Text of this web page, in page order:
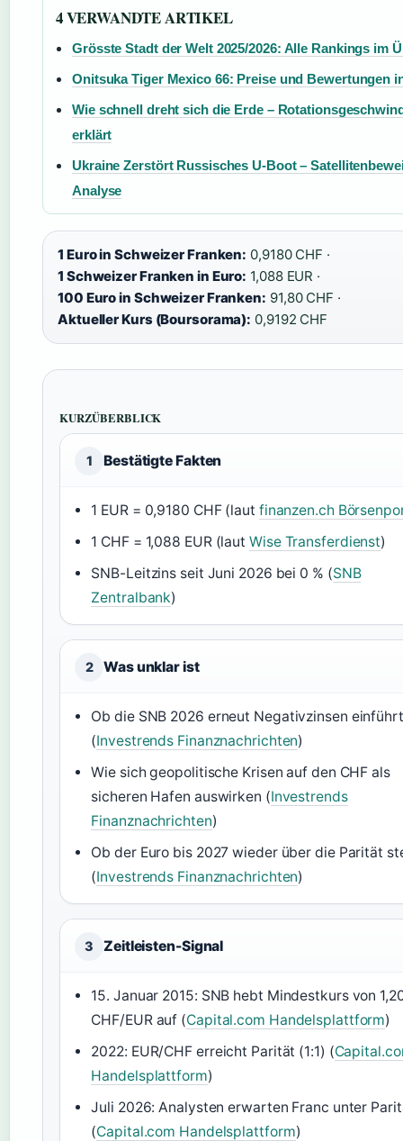
4 VERWANDTE ARTIKEL
Grösste Stadt der Welt 2025/2026: Alle Rankings im
Onitsuka Tiger Mexico 66: Preise und Bewertungen
Wie schnell dreht sich die Erde –
erklärt
Ukraine Zerstört Russisches U-Boot –
Analyse
1 Euro in Schweizer Franken: 0,9180 CHF ·
1 Schweizer Franken in Euro: 1,088 EUR ·
100 Euro in Schweizer Franken: 91,80 CHF ·
Aktueller Kurs (Boursorama): 0,9192 CHF
KURZÜBERBLICK
1 Bestätigte Fakten
1 EUR = 0,9180 CHF (laut finanzen.ch
1 CHF = 1,088 EUR (laut Wise Transferdienst)
SNB-Leitzins seit Juni 2026 bei 0 % (SNB
Zentralbank)
2 Was unklar ist
Ob die SNB 2026 erneut Negativzinsen einführt
(Investrends Finanznachrichten)
Wie sich geopolitische Krisen auf den CHF als
sicheren Hafen auswirken (Investrends
Finanznachrichten)
Ob der Euro bis 2027 wieder über die Parität
(Investrends Finanznachrichten)
3 Zeitleisten-Signal
15. Januar 2015: SNB hebt Mindestkurs von
CHF/EUR auf (Capital.com Handelsplattform)
2022: EUR/CHF erreicht Parität (1:1) (
Handelsplattform)
Juli 2026: Analysten erwarten Franc unter
(Capital.com Handelsplattform)